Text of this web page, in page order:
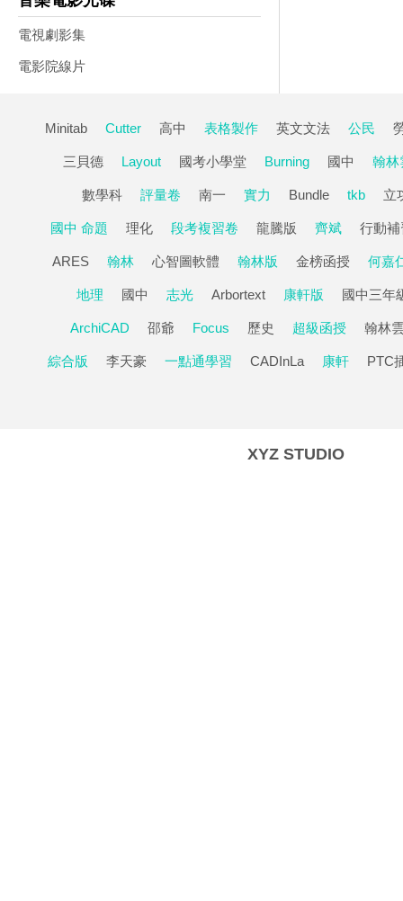
電視劇影集
電影院線片
Minitab Cutter 高中 表格製作 英文文法 公民
三貝德 Layout 國考小學堂 Burning 國中 翰林
數學科 評量卷 南一 實力 Bundle tkb 立
國中 命題 理化 段考複習卷 龍騰版 齊斌 行動補
ARES 翰林 心智圖軟體 翰林版 金榜函授 何嘉
地理 國中 志光 Arbortext 康軒版 國中三年
ArchiCAD 邵爺 Focus 歷史 超級函授 翰林
綜合版 李天豪 一點通學習 CADInLa 康軒 PTC
XYZ STUDIO